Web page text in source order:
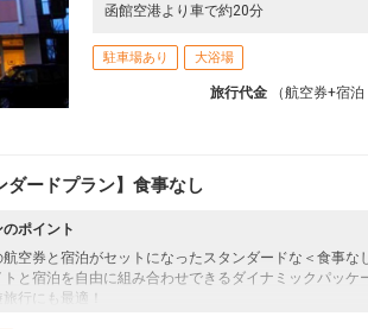
函館空港より車で約20分
駐車場あり 大浴場
旅行代金 （航空券+宿
ダードプラン】食事なし
のポイント
空券と宿泊がセットになったスタンダードな＜食事な
トと宿泊を自由に組み合わせできるダイナミックパッケ
旅行にも最適！